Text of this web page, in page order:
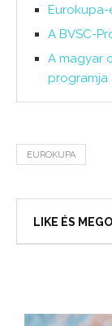
Eurokupa-
A BVSC-
A magyar
programja
EUROKUPA
LIKE ÉS